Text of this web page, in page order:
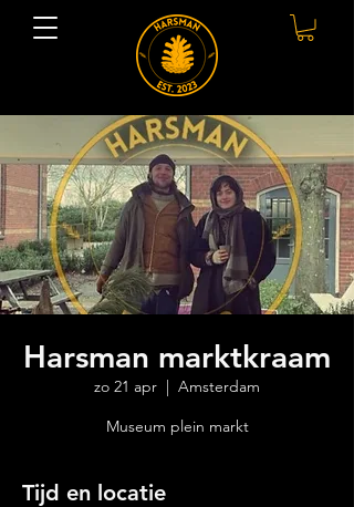
Harsman marktkraam
zo 21 apr
  |
Amsterdam
Museum plein markt
Tijd en locatie